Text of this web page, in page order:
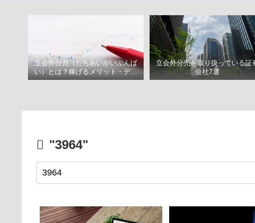
立会外分売（たちあいがいぶんば
い）とは？稼げるメリット・デメ
リット
立会外分売を取り扱っている証
会社7選
"3964"